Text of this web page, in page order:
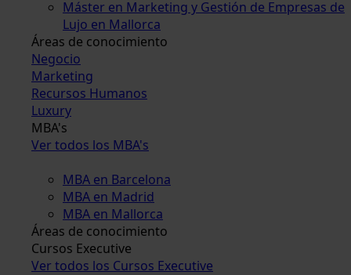
Máster en Marketing y Gestión de Empresas de
Lujo en Mallorca
Áreas de conocimiento
Negocio
Marketing
Recursos Humanos
Luxury
MBA's
Ver todos los MBA's
MBA en Barcelona
MBA en Madrid
MBA en Mallorca
Áreas de conocimiento
Cursos Executive
Ver todos los Cursos Executive